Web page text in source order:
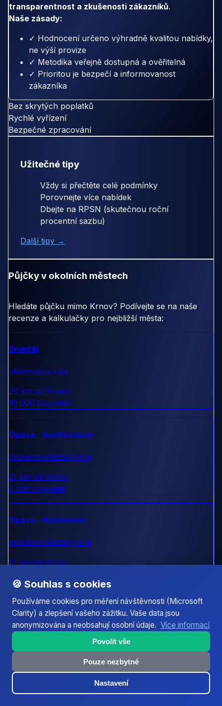
transparentnost a zkušenosti zákazníků.
Naše zásady:
✓ Hodnocení určeno výhradně kvalitou nabídky,
ne výší provize
✓ Metodika veřejně dostupná a ověřitelná
✓ Prioritou je bezpečí a informovanost
zákazníka
Bez skrytých poplatků
Rychlé vyřízení
Bezpečné zpracování
Užitečné tipy
Vždy si přečtěte celé podmínky
Porovnejte více nabídek
Dbejte na RPSN (skutečnou roční
procentní sazbu)
Další tipy →
Půjčky v okolních městech
Hledáte půjčku mimo Krnov? Podívejte se na naše
recenze a kalkulačky pro nejbližší města:
Bruntál
olomoucky-kraj
20 km od Krnov
16 000 obyvatel
Opava - Suché Lazce
moravskoslezsky-kraj
21 km od Krnov
2 000 obyvatel
Opava - Kylešovice
moravskoslezsky-kraj
21 km od Krnov
Opava - Předměstí
moravskoslezsky-kraj
22 km od Krnov
Opava
🍪 Souhlas s cookies
Používáme cookies pro měření návštěvnosti (Microsoft
Clarity) a zlepšení vašeho zážitku. Vaše data jsou
anonymizována a neobsahují osobní údaje. Více informací
Povolit vše
Pouze nezbytné
Nastavení